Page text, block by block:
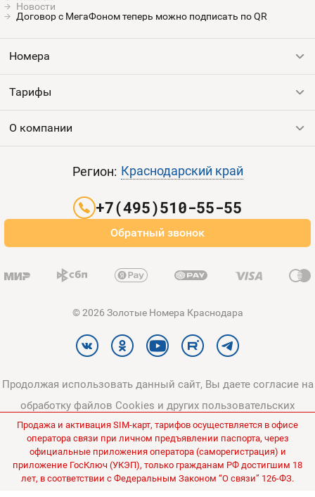
Новости
Договор с МегаФоном теперь можно подписать по QR
Номера
Все номера
Тарифы
Выгодные тарифы
О компании
Оплата и доставка
Регион: Краснодарский край
+7(495)510-55-55
Обратный звонок
© 2026 Золотые Номера Краснодара
Продолжая использовать данный сайт, Вы даете согласие на
обработку файлов Cookies и других пользовательских
данных, в соответствии сПолитикой конфиденциальности
Политикой в отношении обработки персональных данных
Все цены на сайте указаны без НДС.
Продажа и активация SIM-карт, тарифов осуществляется в офисе
оператора связи при личном предъявлении паспорта, через
официальные приложения оператора (саморегистрация) и
приложение ГосКлюч (УКЭП), только гражданам РФ достигшим 18
лет, в соответствии с Федеральным Законом “О связи” 126-ФЗ.